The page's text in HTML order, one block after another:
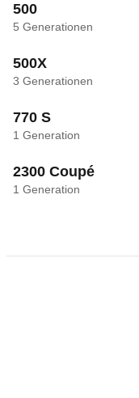
500
5 Generationen
500X
3 Generationen
770 S
1 Generation
2300 Coupé
1 Generation